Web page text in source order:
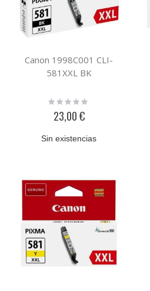
Canon 1998C001 CLI-
581XXL BK
Rating:
23,00 €
Sin existencias